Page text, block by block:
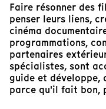
Faire résonner des
penser leurs liens,
cinéma
programmations,
partenaires
spécialistes, sont
guide et développe,
parce qu'il fait bon,